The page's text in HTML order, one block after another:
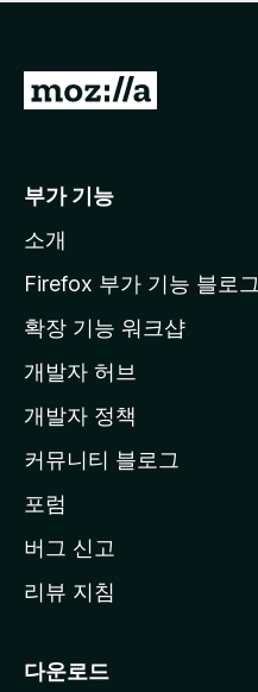
점
습
니
M
l
a
페
이
지
이
동
부가 기능
소개
Firefox 부가 기능 블로그
확장 기능 워크샵
개발자 허브
개발자 정책
커뮤니티 블로그
포럼
버그 신고
리뷰 지침
다운로드